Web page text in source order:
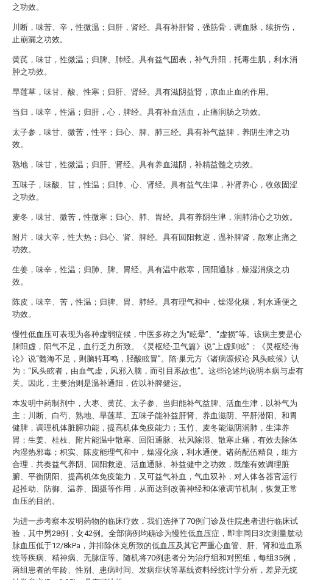
之功效。
川断，味苦、辛，性微温；归肝，肾经。具有补肝肾，强筋骨，调血脉，续折伤，
止崩漏之功效。
黄芪，味甘，性微温；归脾、肺经。具有益气固表，补气升阳，托毒生肌，利水消
肿之功效。
旱莲草，味甘、酸、性寒；归肝、肾经。具有滋阴益肾，凉血止血的作用。
当归，味辛，性温；归肝，心，脾经。具有补血活血，止痛润肠之功效。
太子参，味甘、微苦，性平；归心、脾、肺三经。具有补气益脾，养阴生津之功
效。
熟地，味甘，性微温；归肝、肾经。具有养血滋阴，补精益髓之功效。
五味子，味酸、甘，性温；归肺、心、肾经。具有益气生津，补肾养心，收敛固涩
之功效。
麦冬，味甘、微苦，性微寒；归心、肺、胃经。具有养阴生津，润肺清心之功效。
附片，味大辛，性大热；归心、肾、脾经。具有回阳救逆，温补脾肾，散寒止痛之
功效。
生姜，味辛，性温；归肺、脾、胃经。具有温中散寒，回阳通脉，燥湿消痰之功
效。
陈皮，味辛、苦，性温；归脾、胃、肺经。具有理气和中，燥湿化痰，利水通便之
功效。
慢性低血压可表现为各种虚弱症候，中医多称之为“眩晕”、“虚损”等。该病主要是心
脾阳虚，阳气不足，血行乏力所致。《灵枢经·卫气篇》说“上虚则眩”；《灵枢经·海
论》说“髓海不足，则脑转耳鸣，胫酸眩冒”。隋·巢元方《诸病源候论·风头眩候》认
为：“风头眩者，由血气虚，风邪入脑，而引目系故也”。这些论述均说明本病与虚有
关。因此，主要治则是温补通阳，佐以补脾健运。
本发明中药制剂中，大枣、黄芪、太子参、当归能补气益脾、活血生津，以补气为
主；川断、白芍、熟地、旱莲草、五味子能补益肝肾、养血滋阴、平肝潜阳、和胃
健脾，调理机体脏腑功能，提高机体免疫能力；玉竹、麦冬能滋阴润肺，生津养
胃；生姜、桂枝、附片能温中散寒、回阳通脉、祛风除湿、散寒止痛，有效去除体
内湿热邪毒；枳实、陈皮能理气和中，燥湿化痰，利水通便。诸药配伍精良，组方
合理，共奏益气养阴、回阳救逆、活血通脉、补益健中之功效，既能有效调理脏
腑、平衡阴阳、提高机体免疫能力，又可益气补血，气血双补，对人体各器官运行
起推动、防御、温养、固摄等作用，从而达到改善神经和体液调节机制，恢复正常
血压的目的。
为进一步考察本发明药物的临床疗效，我们选择了70例门诊及住院患者进行临床试
验，其中男28例，女42例。全部病例均确诊为慢性低血压症，即非同日3次测量肱动
脉血压低于12/8kPa，并排除休克所致的低血压及其它严重心血管、肝、肾和造血系
统等疾病、精神病、无脉症等。随机将70例患者分为治疗组和对照组，每组35例，
两组患者的年龄、性别、患病时间、发病症状等基线资料经统计学分析，差异无统